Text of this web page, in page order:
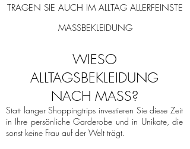
TRAGEN SIE AUCH IM ALLTAG ALLERFEINSTE
MASSBEKLEIDUNG
WIESO
ALLTAGSBEKLEIDUNG
NACH MASS?
Statt langer Shoppingtrips investieren Sie diese Zeit
in Ihre persönliche Garderobe und in Unikate, die
sonst keine Frau auf der Welt trägt.